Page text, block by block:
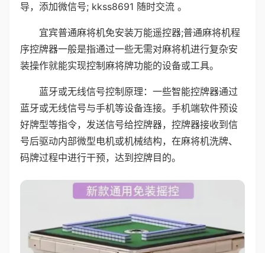
导，添加微信号; kkss8691 随时交流 。
宜宾普通麻将机免安装万能遥控器;普通麻将机程
序控牌器一般是指通过一些无需对麻将机进行复杂安
装操作就能实现控制麻将牌功能的设备或工具。
蓝牙或无线信号控制原理：一些智能控牌器通过
蓝牙或无线信号与手机等设备连接。手机端软件预设
好牌型等指令，发送信号给控牌器，控牌器接收到信
号后驱动内部微型电机或机械结构，在麻将机洗牌、
码牌过程中进行干预，达到控牌目的。